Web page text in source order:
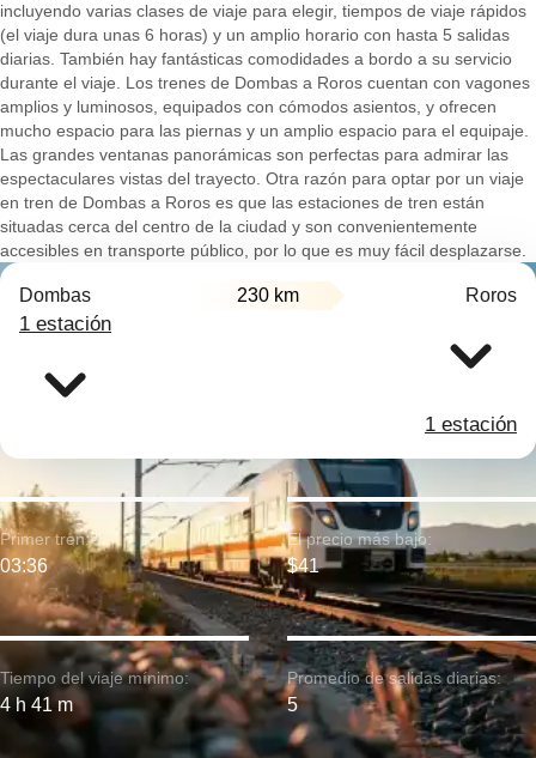
incluyendo varias clases de viaje para elegir, tiempos de viaje rápidos
(el viaje dura unas 6 horas) y un amplio horario con hasta 5 salidas
diarias. También hay fantásticas comodidades a bordo a su servicio
durante el viaje. Los trenes de Dombas a Roros cuentan con vagones
amplios y luminosos, equipados con cómodos asientos, y ofrecen
mucho espacio para las piernas y un amplio espacio para el equipaje.
Las grandes ventanas panorámicas son perfectas para admirar las
espectaculares vistas del trayecto. Otra razón para optar por un viaje
en tren de Dombas a Roros es que las estaciones de tren están
situadas cerca del centro de la ciudad y son convenientemente
accesibles en transporte público, por lo que es muy fácil desplazarse.
Dombas 230 km Roros
1 estación
1 estación
Tiempo del viaje mínimo:
4 h 41 m
Primer tren:
03:36
El precio más bajo:
$41
Promedio de salidas diarias:
5